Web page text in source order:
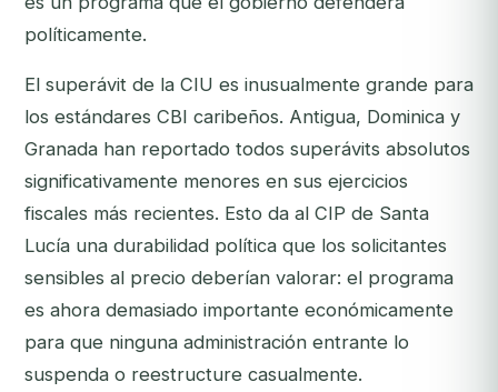
políticamente.
El superávit de la CIU es inusualmente grande para
los estándares CBI caribeños. Antigua, Dominica y
Granada han reportado todos superávits absolutos
significativamente menores en sus ejercicios
fiscales más recientes. Esto da al CIP de Santa
Lucía una durabilidad política que los solicitantes
sensibles al precio deberían valorar: el programa
es ahora demasiado importante económicamente
para que ninguna administración entrante lo
suspenda o reestructure casualmente.